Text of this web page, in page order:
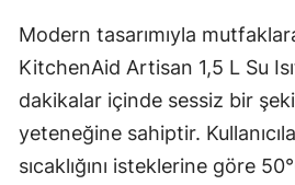
Modern tasarımıyla
KitchenAid Artisan 1,5 L Su
dakikalar içinde sessiz bir
yeteneğine sahiptir. Kullanıcılar,
sıcaklığını isteklerine göre